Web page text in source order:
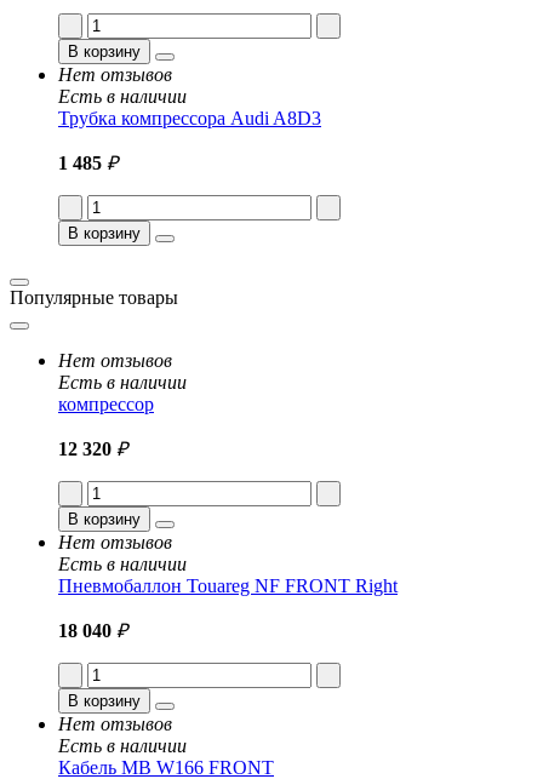
В корзину
Нет отзывов
Есть в наличии
Трубка компрессора Audi A8D3
1 485 ₽
В корзину
Популярные товары
Нет отзывов
Есть в наличии
компрессор
12 320 ₽
В корзину
Нет отзывов
Есть в наличии
Пневмобаллон Touareg NF FRONT Right
18 040 ₽
В корзину
Нет отзывов
Есть в наличии
Кабель MB W166 FRONT